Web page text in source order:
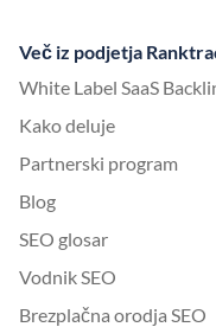
Več iz podjetja
White Label SaaS
Kako deluje
Partnerski program
Blog
SEO glosar
Vodnik SEO
Brezplačna orodja SEO